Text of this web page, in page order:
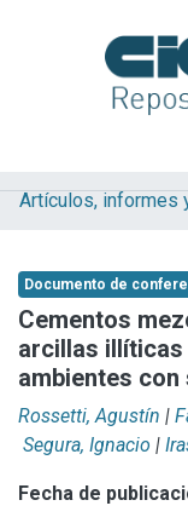
Explorar
Aportar material
Statistics
Documento de
Cementos
arcillas illíticas
ambientes
Rossetti, Agustín |
Segura, Ignacio |
Fecha de